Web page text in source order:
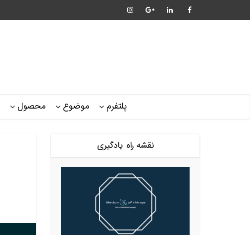
پلتفرم موضوع محصول
نقشه راه یادگیری